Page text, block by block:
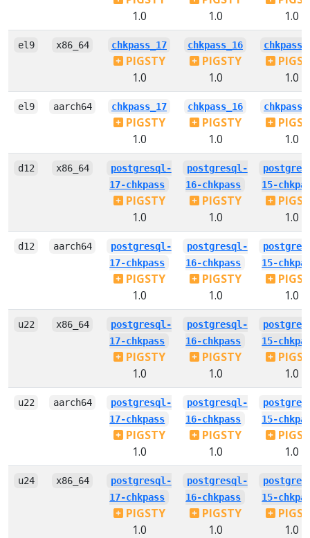
1.0
1.0
1.0
el9 x86_64 chkpass_17
PIGSTY
1.0
chkpass_16
PIGSTY
1.0
1.0
el9 aarch64 chkpass_17
PIGSTY
1.0
chkpass_16
PIGSTY
1.0
1.0
d12 x86_64
postgresql-
17-chkpass
PIGSTY
1.0
postgresql-
16-chkpass
PIGSTY
1.0
15-
1.0
d12 aarch64
postgresql-
17-chkpass
PIGSTY
1.0
postgresql-
16-chkpass
PIGSTY
1.0
15-
1.0
u22 x86_64
postgresql-
17-chkpass
PIGSTY
1.0
postgresql-
16-chkpass
PIGSTY
1.0
15-
1.0
u22 aarch64
postgresql-
17-chkpass
PIGSTY
1.0
postgresql-
16-chkpass
PIGSTY
1.0
15-
1.0
u24 x86_64
postgresql-
17-chkpass
PIGSTY
1.0
postgresql-
16-chkpass
PIGSTY
1.0
15-
1.0